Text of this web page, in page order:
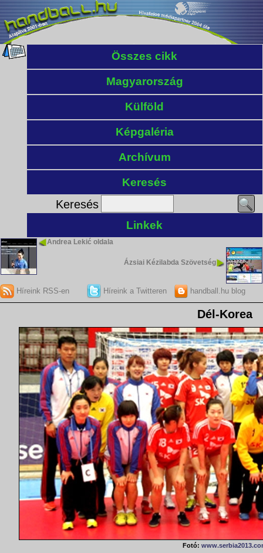
Összes cikk
Magyarország
Külföld
Képgaléria
Archívum
Keresés
Keresés
Linkek
Andrea Lekić oldala
Ázsiai Kézilabda Szövetség
Híreink RSS-en Híreink a Twitteren handball.hu blog
Dél-Korea
Fotó: